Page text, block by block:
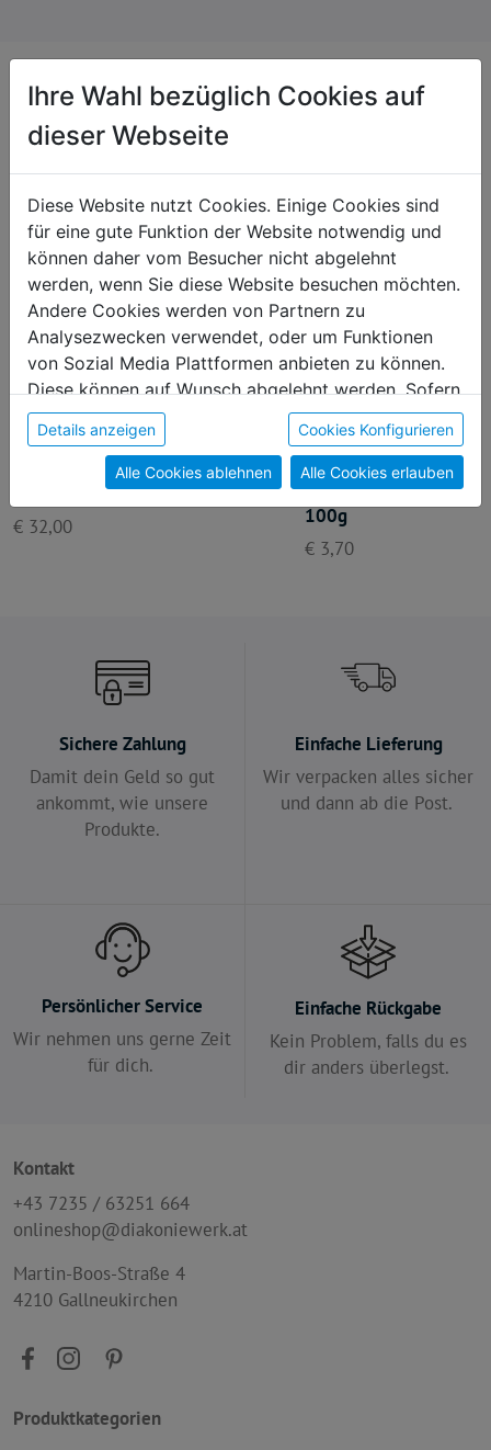
Das könnte dir auch gefallen
Unikat
"Fürs Bsundere", groß
€ 32,00
Erlkönigin Kräutersalz
100g
€ 3,70
Sichere Zahlung
Damit dein Geld so gut
ankommt, wie unsere
Produkte.
Einfache Lieferung
Wir verpacken alles sicher
und dann ab die Post.
Persönlicher Service
Wir nehmen uns gerne Zeit
für dich.
Einfache Rückgabe
Kein Problem, falls du es
dir anders überlegst.
Kontakt
+43 7235 / 63251 664
onlineshop@diakoniewerk.at
Martin-Boos-Straße 4
4210 Gallneukirchen
Produktkategorien
Ihre Wahl bezüglich Cookies auf
dieser Webseite
Diese Website nutzt Cookies. Einige Cookies sind
für eine gute Funktion der Website notwendig und
können daher vom Besucher nicht abgelehnt
werden, wenn Sie diese Website besuchen möchten.
Andere Cookies werden von Partnern zu
Analysezwecken verwendet, oder um Funktionen
von Sozial Media Plattformen anbieten zu können.
Diese können auf Wunsch abgelehnt werden. Sofern
sie unsere Webseite weiter nutzen, geben Sie
Einwilligung zu unseren Cookies.
Details anzeigen Cookies Konfigurieren
Alle Cookies ablehnen Alle Cookies erlauben